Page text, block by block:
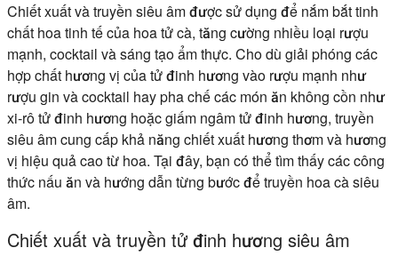
Chiết xuất và truyền siêu âm được sử dụng để nắm bắt tinh
chất hoa tinh tế của hoa tử cà, tăng cường nhiều loại rượu
mạnh, cocktail và sáng tạo ẩm thực. Cho dù giải phóng các
hợp chất hương vị của tử đinh hương vào rượu mạnh như
rượu gin và cocktail hay pha chế các món ăn không cồn như
xi-rô tử đinh hương hoặc giấm ngâm tử đinh hương, truyền
siêu âm cung cấp khả năng chiết xuất hương thơm và hương
vị hiệu quả cao từ hoa. Tại đây, bạn có thể tìm thấy các công
thức nấu ăn và hướng dẫn từng bước để truyền hoa cà siêu
âm.
Chiết xuất và truyền tử đinh hương siêu âm